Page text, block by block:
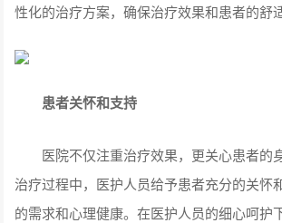
性化的治疗方案，确保治疗效果和患者的舒适
患者关怀和支持
医院不仅注重治疗效果，更关心患者的
治疗过程中，医护人员给予患者充分的关怀
的需求和心理健康。在医护人员的细心呵护